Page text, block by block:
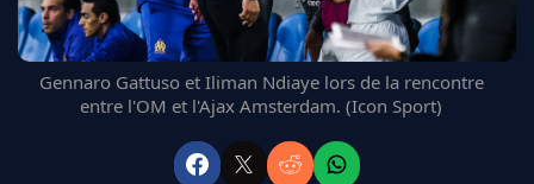
ARSENAL
BAYERN
L'AVIS DE LA RÉDAC'
Gennaro Gattuso et Iliman Ndiaye lors de la rencontre
entre l'OM et l'Ajax Amsterdam. (Icon Sport)